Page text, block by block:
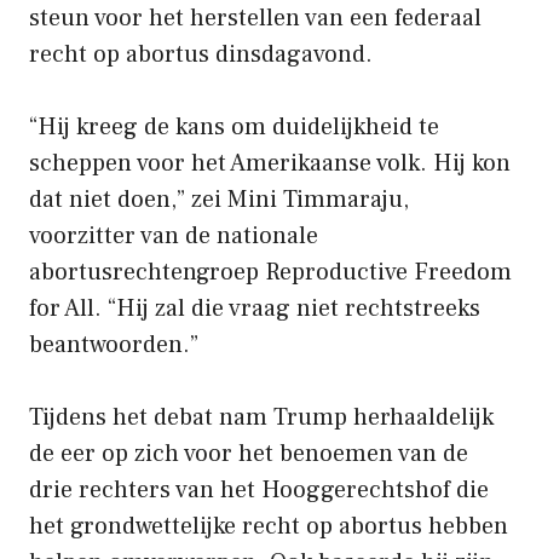
steun voor het herstellen van een federaal
recht op abortus dinsdagavond.
“Hij kreeg de kans om duidelijkheid te
scheppen voor het Amerikaanse volk. Hij kon
dat niet doen,” zei Mini Timmaraju,
voorzitter van de nationale
abortusrechtengroep Reproductive Freedom
for All. “Hij zal die vraag niet rechtstreeks
beantwoorden.”
Tijdens het debat nam Trump herhaaldelijk
de eer op zich voor het benoemen van de
drie rechters van het Hooggerechtshof die
het grondwettelijke recht op abortus hebben